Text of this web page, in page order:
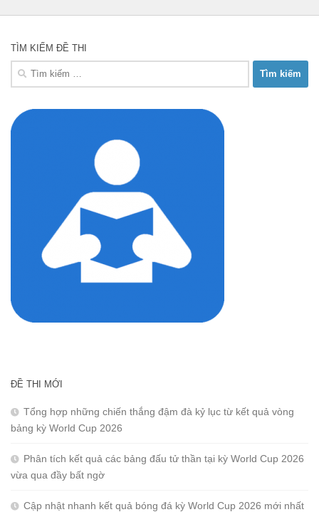
TÌM KIẾM ĐỀ THI
Tìm
ĐỀ THI MỚI
Tổng hợp những chiến thắng đậm đà kỷ lục từ kết quả vòng
bảng kỳ World Cup 2026
Phân tích kết quả các bảng đấu tử thần tại kỳ World Cup 2026
vừa qua đầy bất ngờ
Cập nhật nhanh kết quả bóng đá kỳ World Cup 2026 mới nhất